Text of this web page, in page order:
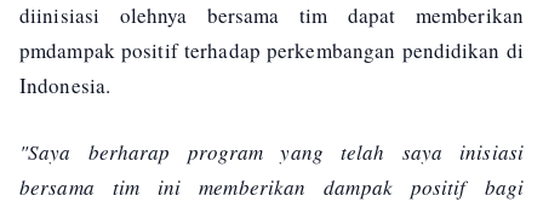
diinisiasi olehnya bersama tim dapat memberikan
pmdampak positif terhadap perkembangan pendidikan di
Indonesia.
"Saya berharap program yang telah saya inisiasi
bersama tim ini memberikan dampak positif bagi